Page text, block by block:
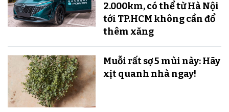
2.000km, có thể từ Hà Nội
tới TP.HCM không cần đổ
thêm xăng
Muỗi rất sợ 5 mùi này: Hãy
xịt quanh nhà ngay!